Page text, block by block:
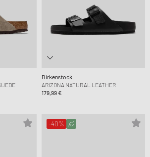
Birkenstock
ARIZONA NATURAL LEATHER
179,99 €
-40%